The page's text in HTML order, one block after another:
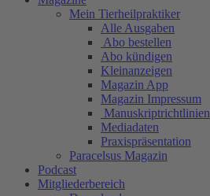
Mein Tierheilpraktiker
Alle Ausgaben
Abo bestellen
Abo kündigen
Kleinanzeigen
Magazin App
Magazin Impressum
Manuskriptrichtlinien
Mediadaten
Praxispräsentation
Paracelsus Magazin
Podcast
Mitgliederbereich